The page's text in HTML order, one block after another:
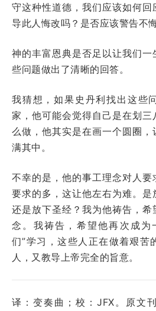
守这种性道德，我们应该如何
导此人悔改吗？是否应该警告不
神的丰富恩典是否足以让我们
些问题做出了清晰的回答。
我猜想，如果史丹利找出这些
家，他可能会觉得自己是在划
么做，他其实是在画一个圆圈
满其中。
不幸的是，他的事工理念对人要
要求的多，这让他左右为难。是
还是放下圣经？我为他祷告，
念。我祷告，希望他再次成为
们”学习，这些人正在做着艰苦
人，又教导上帝完全的旨意。
译：变奏曲；校：JFX。原文